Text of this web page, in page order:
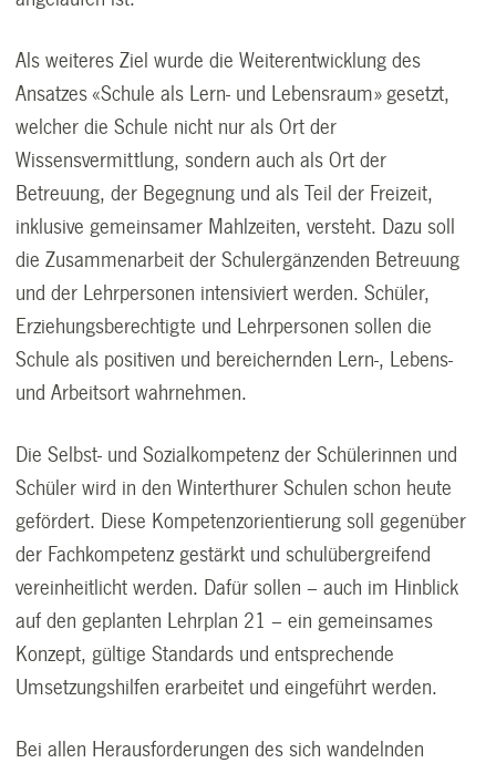
Als weiteres Ziel wurde die Weiterentwicklung des
Ansatzes «Schule als Lern- und Lebensraum» gesetzt,
welcher die Schule nicht nur als Ort der
Wissensvermittlung, sondern auch als Ort der
Betreuung, der Begegnung und als Teil der Freizeit,
inklusive gemeinsamer Mahlzeiten, versteht. Dazu soll
die Zusammenarbeit der Schulergänzenden Betreuung
und der Lehrpersonen intensiviert werden. Schüler,
Erziehungsberechtigte und Lehrpersonen sollen die
Schule als positiven und bereichernden Lern-, Lebens-
und Arbeitsort wahrnehmen.
Die Selbst- und Sozialkompetenz der Schülerinnen und
Schüler wird in den Winterthurer Schulen schon heute
gefördert. Diese Kompetenzorientierung soll gegenüber
der Fachkompetenz gestärkt und schulübergreifend
vereinheitlicht werden. Dafür sollen – auch im Hinblick
auf den geplanten Lehrplan 21 – ein gemeinsames
Konzept, gültige Standards und entsprechende
Umsetzungshilfen erarbeitet und eingeführt werden.
Bei allen Herausforderungen des sich wandelnden